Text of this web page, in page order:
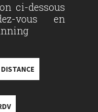
ci-dessous
vous en